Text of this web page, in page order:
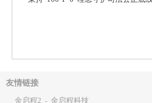
友情链接
金启程2 - 金启程科技